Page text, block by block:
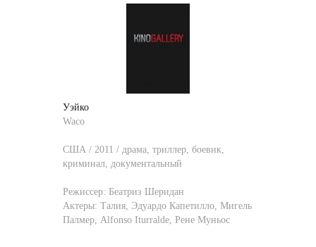
Уэйко
Waco
США / 2011 / драма, триллер, боевик,
криминал, документальный
Режиссер: Беатриз Шеридан
Актеры: Талия, Эдуардо Капетилло, Мигель
Палмер, Alfonso Iturralde, Рене Муньос